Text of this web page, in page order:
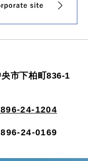
市下柏町836-1
24-1204
24-0169